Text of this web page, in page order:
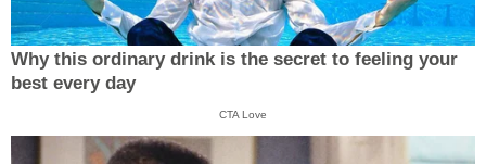
Why this ordinary drink is the secret to feeling your
best every day
CTA Love